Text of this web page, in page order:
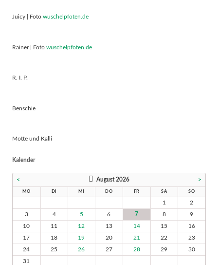
Juicy | Foto wuschelpfoten.de
Rainer | Foto wuschelpfoten.de
R. I. P.
Benschie
Motte und Kalli
Kalender
< August 2026 >
MO DI MI DO FR SA SO
1
2
3
4 5 6 7 8
9
10
11 12 13 14 15
16
17
18 19 20 21 22
23
24
25 26 27 28 29
30
31